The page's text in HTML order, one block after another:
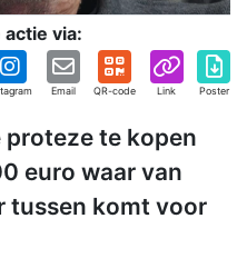
actie via:
Email QR-code Link Poster
proteze te kopen
euro waar van
tussen komt voor